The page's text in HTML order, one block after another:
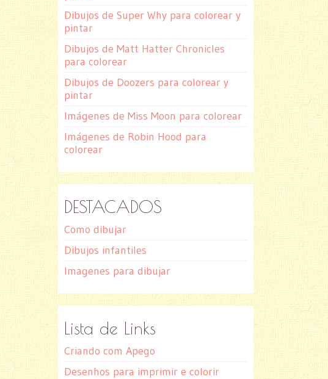
Dibujos de Super Why para colorear y
pintar
Dibujos de Matt Hatter Chronicles
para colorear
Dibujos de Doozers para colorear y
pintar
Imágenes de Miss Moon para colorear
Imágenes de Robin Hood para
colorear
DESTACADOS
Como dibujar
Dibujos infantiles
Imagenes para dibujar
Lista de Links
Criando com Apego
Desenhos para imprimir e colorir